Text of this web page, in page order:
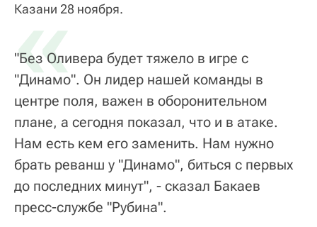
Казани 28 ноября.
«
"Без Оливера будет тяжело в игре с
"Динамо". Он лидер нашей команды в
центре поля, важен в оборонительном
плане, а сегодня показал, что и в атаке.
Нам есть кем его заменить. Нам нужно
брать реванш у "Динамо", биться с первых
до последних минут", - сказал Бакаев
пресс-службе "Рубина".